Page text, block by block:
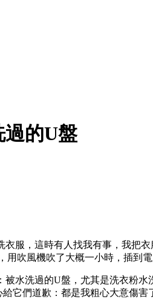
的U盤
衣服，這時有人找我有事，我把
吹風機吹了大概一小時，插到
水洗過的U盤，尤其是洗衣粉
它們道歉：都是我粗心大意傷